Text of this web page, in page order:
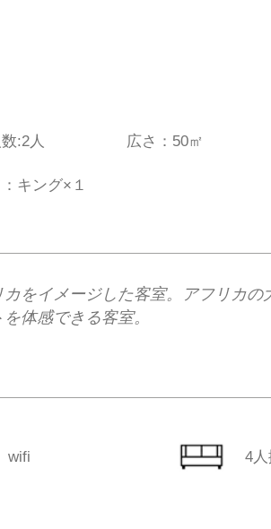
:2人 広さ：50㎡
キング×１
カをイメージした客室。アフリカの
体感できる客室。
wifi ​4